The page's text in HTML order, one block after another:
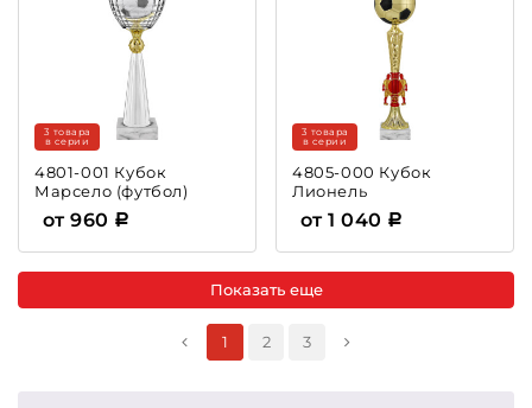
4801-001 Кубок
Марсело (футбол)
3 товара
в серии
от 960
4805-000 Кубок
Лионель
3 товара
в серии
от 1 040
Показать еще
1 2 3